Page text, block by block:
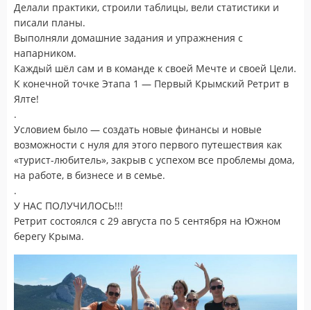
Делали практики, строили таблицы, вели статистики и
писали планы.
Выполняли домашние задания и упражнения с
напарником.
Каждый шёл сам и в команде к своей Мечте и своей Цели.
К конечной точке Этапа 1 — Первый Крымский Ретрит в
Ялте!
.
Условием было — создать новые финансы и новые
возможности с нуля для этого первого путешествия как
«турист-любитель», закрыв с успехом все проблемы дома,
на работе, в бизнесе и в семье.
.
У НАС ПОЛУЧИЛОСЬ!!!
Ретрит состоялся с 29 августа по 5 сентября на Южном
берегу Крыма.